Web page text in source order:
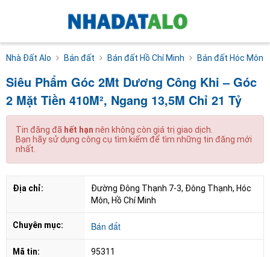
Nhà Đất Alo Bán đất Bán đất Hồ Chí Minh Bán đất Hóc Môn
Siêu Phẩm Góc 2Mt Dương Công Khi – Góc
2 Mặt Tiền 410M², Ngang 13,5M Chỉ 21 Tỷ
Tin đăng đã hết hạn nên không còn giá trị giao dịch.
Bạn hãy sử dụng công cụ tìm kiếm để tìm những tin đăng mới
nhất.
Địa chỉ:
Đường Đông Thạnh 7-3, Đông Thạnh, Hóc
Môn, Hồ Chí Minh
Chuyên mục: Bán đất
Mã tin: 95311